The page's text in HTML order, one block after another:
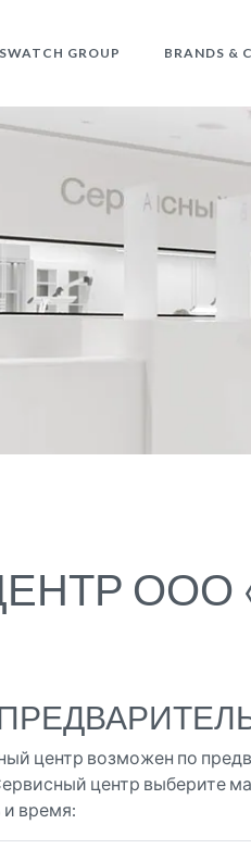
SWATCH GROUP BRANDS &
ООО
центр возможен по
центр выберите
и время: